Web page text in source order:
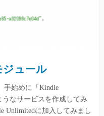
ジュール
手始めに「Kindle
なサービスを作成してみ
Unlimitedに加入してみまし